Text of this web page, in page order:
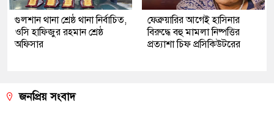
গুলশান থানা শ্রেষ্ঠ থানা নির্বাচিত,
ওসি হাফিজুর রহমান শ্রেষ্ঠ
অফিসার
ফেব্রুয়ারির আগেই হাসিনার
বিরুদ্ধে বহু মামলা নিষ্পত্তির
প্রত্যাশা চিফ প্রসিকিউটরের
জনপ্রিয় সংবাদ